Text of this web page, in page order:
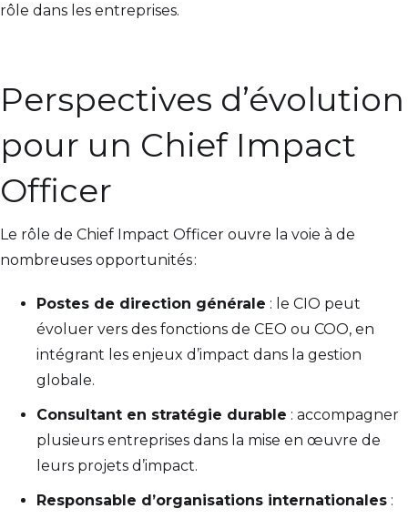
rôle dans les entreprises.
Perspectives d’évolution
pour un Chief Impact
Officer
Le rôle de Chief Impact Officer ouvre la voie à de
nombreuses opportunités :
Postes de direction générale : le CIO peut
évoluer vers des fonctions de CEO ou COO, en
intégrant les enjeux d’impact dans la gestion
globale.
Consultant en stratégie durable : accompagner
plusieurs entreprises dans la mise en œuvre de
leurs projets d’impact.
Responsable d’organisations internationales :